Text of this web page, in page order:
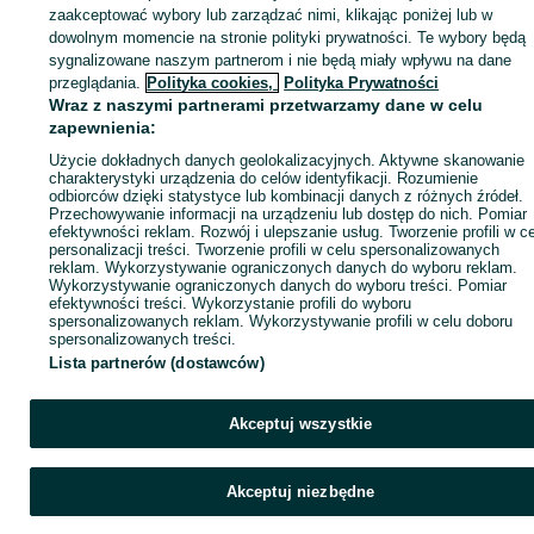
ID:1011906274 Wyświetlenia:
Zadzwoń / SMS
zaakceptować wybory lub zarządzać nimi, klikając poniżej lub w
dowolnym momencie na stronie polityki prywatności. Te wybory będą
sygnalizowane naszym partnerom i nie będą miały wpływu na dane
przeglądania. Polityka cookies, Polityka Prywatności
Wraz z naszymi partnerami przetwarzamy dane w celu
zapewnienia:
Użycie dokładnych danych geolokalizacyjnych. Aktywne skanowanie
charakterystyki urządzenia do celów identyfikacji. Rozumienie
odbiorców dzięki statystyce lub kombinacji danych z różnych źródeł.
Przechowywanie informacji na urządzeniu lub dostęp do nich. Pomiar
efektywności reklam. Rozwój i ulepszanie usług. Tworzenie profili w
personalizacji treści. Tworzenie profili w celu spersonalizowanych
reklam. Wykorzystywanie ograniczonych danych do wyboru reklam.
Wykorzystywanie ograniczonych danych do wyboru treści. Pomiar
efektywności treści. Wykorzystanie profili do wyboru
spersonalizowanych reklam. Wykorzystywanie profili w celu doboru
spersonalizowanych treści.
Lista partnerów (dostawców)
Akceptuj wszystkie
Akceptuj niezbędne